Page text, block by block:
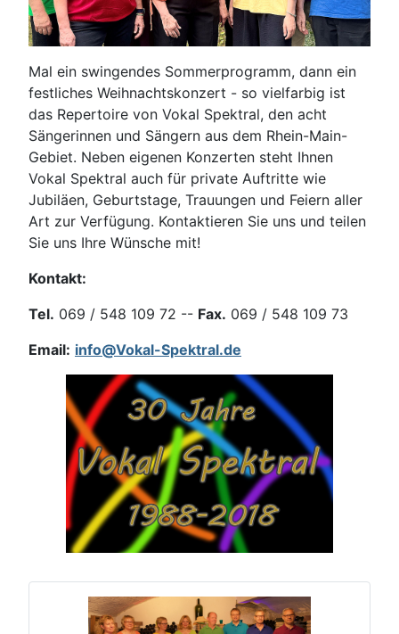
Mal ein swingendes Sommerprogramm, dann ein
festliches Weihnachtskonzert - so vielfarbig ist
das Repertoire von Vokal Spektral, den acht
Sängerinnen und Sängern aus dem Rhein-Main-
Gebiet. Neben eigenen Konzerten steht Ihnen
Vokal Spektral auch für private Auftritte wie
Jubiläen, Geburtstage, Trauungen und Feiern aller
Art zur Verfügung. Kontaktieren Sie uns und teilen
Sie uns Ihre Wünsche mit!
Kontakt:
Tel. 069 / 548 109 72 -- Fax. 069 / 548 109 73
Email: info@Vokal-Spektral.de